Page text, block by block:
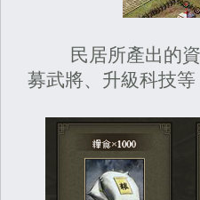
民居所產出的資
募武將、升級科技等